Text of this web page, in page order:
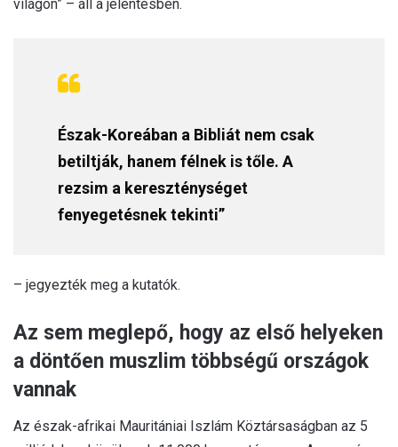
világon” – áll a jelentésben.
Észak-Koreában a Bibliát nem csak
betiltják, hanem félnek is tőle. A
rezsim a kereszténységet
fenyegetésnek tekinti”
– jegyezték meg a kutatók.
Az sem meglepő, hogy az első helyeken
a döntően muszlim többségű országok
vannak
Az észak-afrikai Mauritániai Iszlám Köztársaságban az 5